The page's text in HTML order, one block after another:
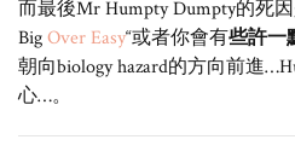
而最後Mr Humpty Dumpty的死
BigOver Easy“或者你會有些許一
朝向biology hazard的方向前進
心…。